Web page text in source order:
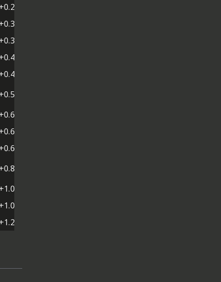
+0.269
+0.349
+0.350
+0.405
+0.464
+0.585
+0.612
+0.679
+0.680
+0.821
+1.001
+1.042
+1.225